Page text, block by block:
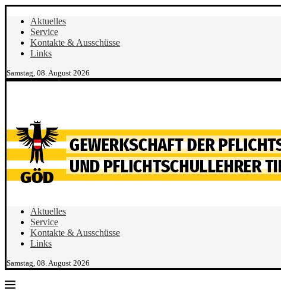
Aktuelles
Service
Kontakte & Ausschüsse
Links
Samstag, 08. August 2026
Aktuelles
Service
Kontakte & Ausschüsse
Links
Samstag, 08. August 2026